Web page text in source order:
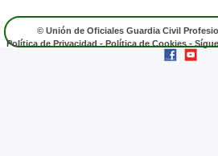
© Unión de Oficiales Guardia Civil
Política de Privacidad - Política de Cookies -